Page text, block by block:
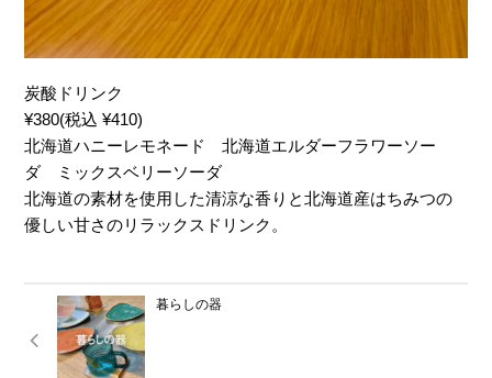
炭酸ドリンク
¥380(税込 ¥410)
北海道ハニーレモネード 北海道エルダーフラワーソー
ダ ミックスベリーソーダ
北海道の素材を使用した清涼な香りと北海道産はちみつの
優しい甘さのリラックスドリンク。
暮らしの器